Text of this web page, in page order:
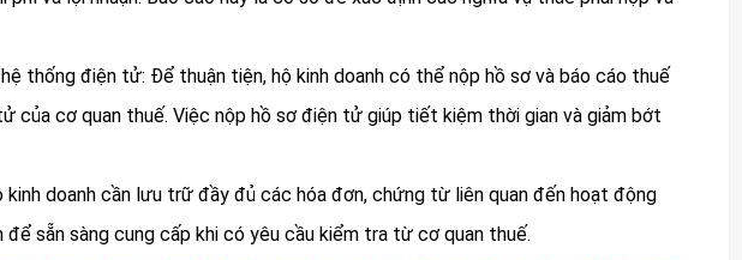
thống điện tử: Để thuận tiện, hộ kinh doanh có thể nộp hồ sơ và báo cáo thuế
của cơ quan thuế. Việc nộp hồ sơ điện tử giúp tiết kiệm thời gian và giảm bớt
doanh cần lưu trữ đầy đủ các hóa đơn, chứng từ liên quan đến hoạt động
sẵn sàng cung cấp khi có yêu cầu kiểm tra từ cơ quan thuế.